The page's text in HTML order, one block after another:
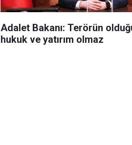
Adalet Bakanı: Terörün
hukuk ve yatırım olmaz